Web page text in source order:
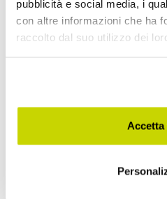
pubblicità e social media, i
con altre informazioni che ha
raccolto dal suo utilizzo dei